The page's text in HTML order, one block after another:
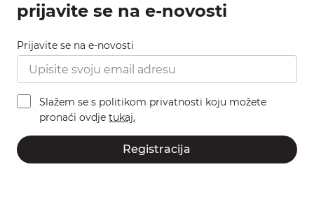
prijavite se na e-novosti
Prijavite se na e-novosti
Slažem se s politikom privatnosti koju možete
pronaći ovdje tukaj.
Registracija